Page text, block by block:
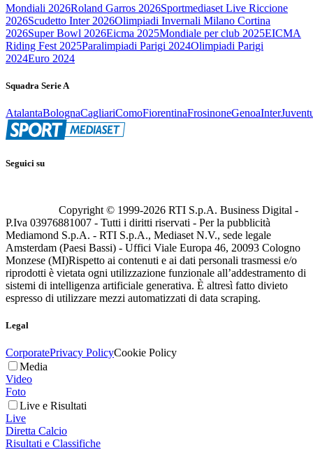
Mondiali 2026Roland Garros 2026Sportmediaset Live Riccione
2026Scudetto Inter 2026Olimpiadi Invernali Milano Cortina
2026Super Bowl 2026Eicma 2025Mondiale per club 2025EICMA
Riding Fest 2025Paralimpiadi Parigi 2024Olimpiadi Parigi
2024Euro 2024
Squadra Serie A
AtalantaBolognaCagliariComoFiorentinaFrosinoneGenoaInter
Seguici su
Copyright © 1999-2026 RTI S.p.A. Business Digital -
P.Iva 03976881007 - Tutti i diritti riservati - Per la pubblicità
Mediamond S.p.A. - RTI S.p.A., Mediaset N.V., sede legale
Amsterdam (Paesi Bassi) - Uffici Viale Europa 46, 20093 Cologno
Monzese (MI)Rispetto ai contenuti e ai dati personali trasmessi e/o
riprodotti è vietata ogni utilizzazione funzionale all’addestramento di
sistemi di intelligenza artificiale generativa. È altresì fatto divieto
espresso di utilizzare mezzi automatizzati di data scraping.
Legal
CorporatePrivacy PolicyCookie Policy
Media
Video
Foto
Live e Risultati
Live
Diretta Calcio
Risultati e Classifiche